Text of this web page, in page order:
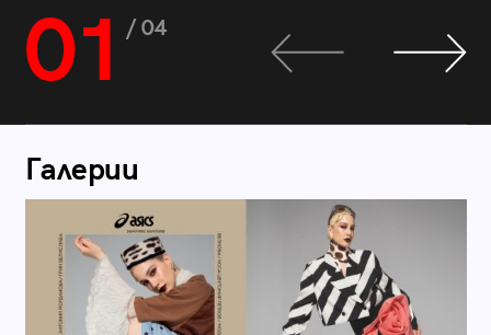
01 / 04
Галерии